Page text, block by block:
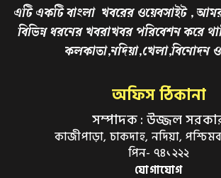
এটি একটি বাংলা খবরের ওয়েবসাইট ,
বিভিন্ন ধরনের খবরাখবর পরিবেশন করে
অফিস ঠিকানা
সম্পাদক : উজ্জল
কাজীপাড়া, চাকদাহ, নদিয়া,
পিন- ৭৪১২২২
যোগাযোগ